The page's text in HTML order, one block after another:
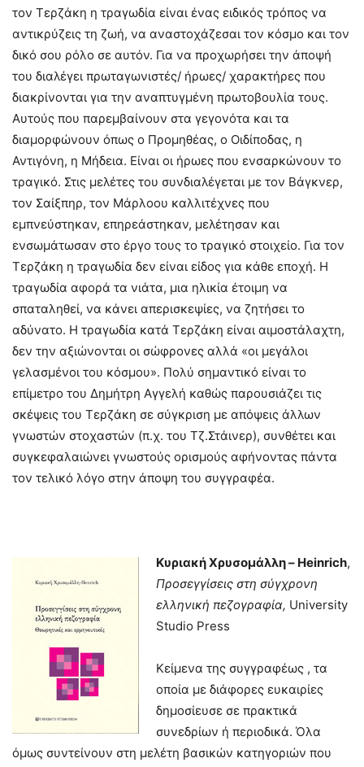
τον Τερζάκη η τραγωδία είναι ένας ειδικός τρόπος να
αντικρύζεις τη ζωή, να αναστοχάζεσαι τον κόσμο και τον
δικό σου ρόλο σε αυτόν. Για να προχωρήσει την άποψή
του διαλέγει πρωταγωνιστές/ ήρωες/ χαρακτήρες που
διακρίνονται για την αναπτυγμένη πρωτοβουλία τους.
Αυτούς που παρεμβαίνουν στα γεγονότα και τα
διαμορφώνουν όπως ο Προμηθέας, ο Οιδίποδας, η
Αντιγόνη, η Μήδεια. Είναι οι ήρωες που ενσαρκώνουν το
τραγικό. Στις μελέτες του συνδιαλέγεται με τον Βάγκνερ,
τον Σαίξπηρ, τον Μάρλοου καλλιτέχνες που
εμπνεύστηκαν, επηρεάστηκαν, μελέτησαν και
ενσωμάτωσαν στο έργο τους το τραγικό στοιχείο. Για τον
Τερζάκη η τραγωδία δεν είναι είδος για κάθε εποχή. Η
τραγωδία αφορά τα νιάτα, μια ηλικία έτοιμη να
σπαταληθεί, να κάνει απερισκεψίες, να ζητήσει το
αδύνατο. Η τραγωδία κατά Τερζάκη είναι αιμοστάλαχτη,
δεν την αξιώνονται οι σώφρονες αλλά «οι μεγάλοι
γελασμένοι του κόσμου». Πολύ σημαντικό είναι το
επίμετρο του Δημήτρη Αγγελή καθώς παρουσιάζει τις
σκέψεις του Τερζάκη σε σύγκριση με απόψεις άλλων
γνωστών στοχαστών (π.χ. του Τζ.Στάινερ), συνθέτει και
συγκεφαλαιώνει γνωστούς ορισμούς αφήνοντας πάντα
τον τελικό λόγο στην άποψη του συγγραφέα.
Κυριακή Χρυσομάλλη – Heinrich,
Προσεγγίσεις στη σύγχρονη
ελληνική πεζογραφία, University
Studio Press
Κείμενα της συγγραφέως , τα
οποία με διάφορες ευκαιρίες
δημοσίευσε σε πρακτικά
συνεδρίων ή περιοδικά. Όλα
όμως συντείνουν στη μελέτη βασικών κατηγοριών που